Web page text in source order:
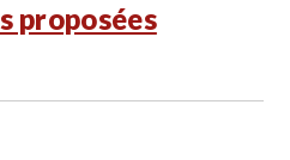
proposées